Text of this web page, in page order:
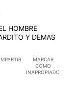
HOMBRE
Y DEMAS
MARCAR
COMO
INAPROPIADO